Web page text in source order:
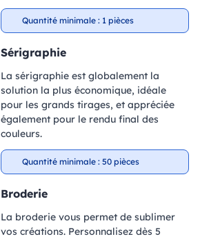
Quantité minimale : 1 pièces
Sérigraphie
La sérigraphie est globalement la
solution la plus économique, idéale
pour les grands tirages, et appréciée
également pour le rendu final des
couleurs.
Quantité minimale : 50 pièces
Broderie
La broderie vous permet de sublimer
vos créations. Personnalisez dès 5